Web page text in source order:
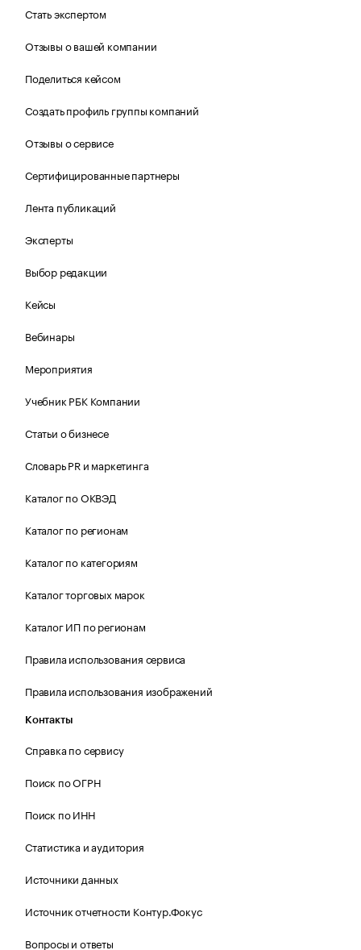
Стать экспертом
Отзывы о вашей компании
Поделиться кейсом
Создать профиль группы компаний
Отзывы о сервисе
Сертифицированные партнеры
Лента публикаций
Эксперты
Выбор редакции
Кейсы
Вебинары
Мероприятия
Учебник РБК Компании
Статьи о бизнесе
Словарь PR и маркетинга
Каталог по ОКВЭД
Каталог по регионам
Каталог по категориям
Каталог торговых марок
Каталог ИП по регионам
Правила использования сервиса
Правила использования изображений
Контакты
Справка по сервису
Поиск по ОГРН
Поиск по ИНН
Статистика и аудитория
Источники данных
Источник отчетности Контур.Фокус
Вопросы и ответы